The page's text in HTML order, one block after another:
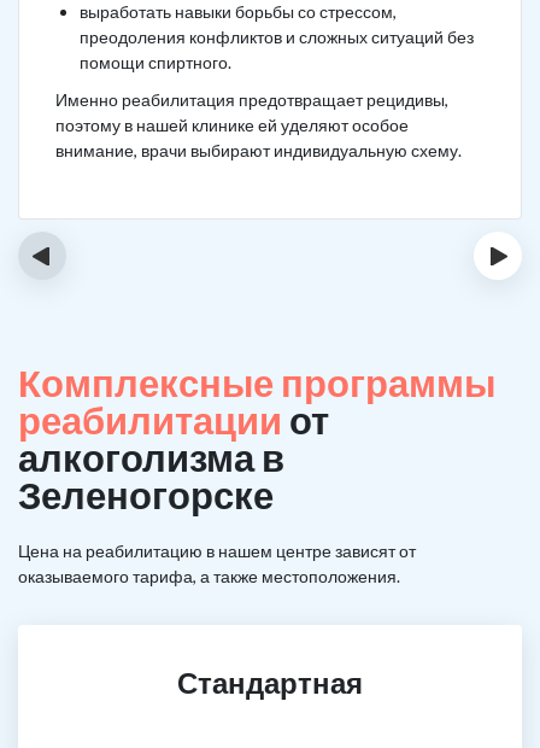
выработать навыки борьбы со стрессом,
преодоления конфликтов и сложных ситуаций без
помощи спиртного.
Именно реабилитация предотвращает рецидивы,
поэтому в нашей клинике ей уделяют особое
внимание, врачи выбирают индивидуальную схему.
‹ ›
Комплексные программы
реабилитации от
алкоголизма в
Зеленогорске
Цена на реабилитацию в нашем центре зависят от
оказываемого тарифа, а также местоположения.
Стандартная